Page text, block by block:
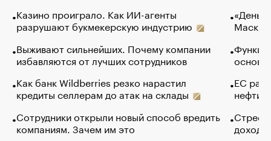
Казино проиграло. Как ИИ-агенты
разрушают букмекерскую индустрию
Выживают сильнейших. Почему компании
избавляются от лучших сотрудников
Как банк Wildberries резко нарастил
кредиты селлерам до атак на склады
Сотрудники открыли новый способ вредить
компаниям. Зачем им это
Маск в
основ
ЕС
нефти